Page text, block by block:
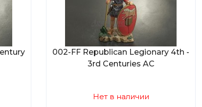
002-FF Republican Legionary 4th -
3rd Centuries AC
Нет в наличии